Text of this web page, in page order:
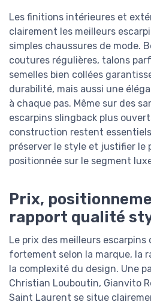
Les finitions intérieures et
clairement les meilleurs
simples chaussures de mode.
coutures régulières, talons
semelles bien collées
durabilité, mais aussi une
à chaque pas. Même sur des
escarpins slingback plus
construction restent
préserver le style et justifier le
positionnée sur le segment
Prix,
rapport qualité
Le prix des meilleurs
fortement selon la marque, la
la complexité du design. Une
Christian Louboutin, Gianvito
Saint Laurent se situe